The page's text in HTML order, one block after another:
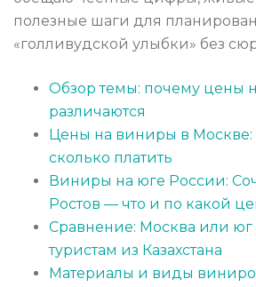
полезные шаги для
«голливудской улыбки» без
Обзор темы: почему цены
различаются
Цены на виниры в Москве:
сколько платить
Виниры на юге России:
Ростов — что и по какой
Сравнение: Москва или юг
туристам из Казахстана
Материалы и виды